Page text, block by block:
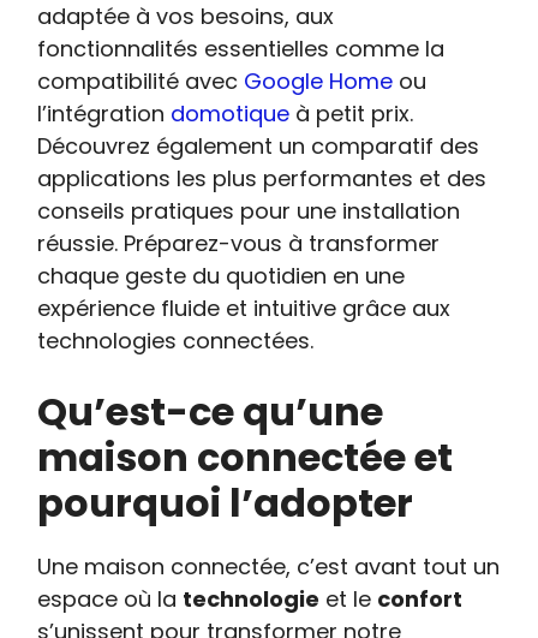
adaptée à vos besoins, aux
fonctionnalités essentielles comme la
compatibilité avec Google Home ou
l’intégration domotique à petit prix.
Découvrez également un comparatif des
applications les plus performantes et des
conseils pratiques pour une installation
réussie. Préparez-vous à transformer
chaque geste du quotidien en une
expérience fluide et intuitive grâce aux
technologies connectées.
Qu’est-ce qu’une
maison connectée et
pourquoi l’adopter
Une maison connectée, c’est avant tout un
espace où la technologie et le confort
s’unissent pour transformer notre